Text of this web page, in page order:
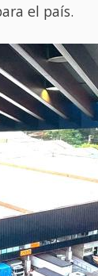
el país.